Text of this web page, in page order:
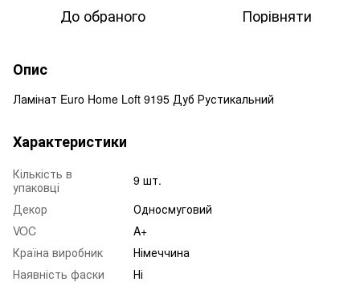
До обраного Порівняти
Опис
Ламінат Euro Home Loft 9195 Дуб Рустикальний
Характеристики
Кількість в
упаковці
9 шт.
Декор
Односмуговий
VOC
A+
Країна виробник
Німеччина
Наявність фаски
Ні